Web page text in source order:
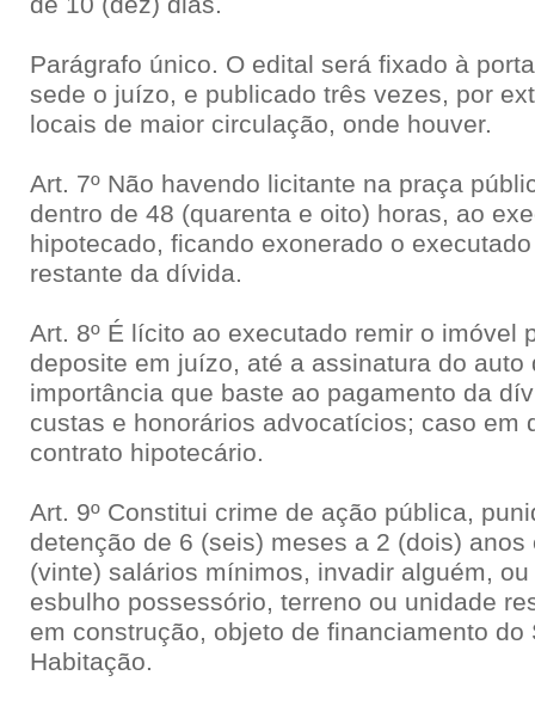
Parágrafo único. O edital será fixado à
sede o juízo, e publicado três vezes, por
locais de maior circulação, onde houver.
Art. 7º Não havendo licitante na praça
dentro de 48 (quarenta e oito) horas, ao
hipotecado, ficando exonerado o
restante da dívida.
Art. 8º É lícito ao executado remir o imóvel
deposite em juízo, até a assinatura do auto
importância que baste ao pagamento da
custas e honorários advocatícios; caso em
contrato hipotecário.
Art. 9º Constitui crime de ação pública,
detenção de 6 (seis) meses a 2 (dois)
(vinte) salários mínimos, invadir alguém,
esbulho possessório, terreno ou unidade
em construção, objeto de financiamento
Habitação.